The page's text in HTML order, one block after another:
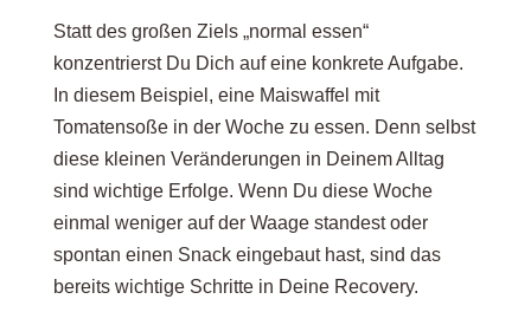
Statt des großen Ziels „normal essen“
konzentrierst Du Dich auf eine konkrete Aufgabe.
In diesem Beispiel, eine Maiswaffel mit
Tomatensoße in der Woche zu essen. Denn selbst
diese kleinen Veränderungen in Deinem Alltag
sind wichtige Erfolge. Wenn Du diese Woche
einmal weniger auf der Waage standest oder
spontan einen Snack eingebaut hast, sind das
bereits wichtige Schritte in Deine Recovery.